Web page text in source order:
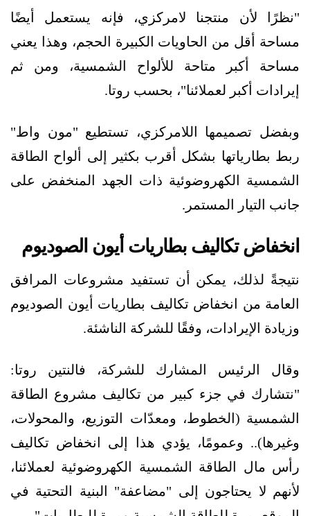
"نظرًا لأن منتجنا لامركزي، فإنه يستعمل أيضًا
مساحة أقل من الحاويات الكبيرة الحجم، وهذا يعني
مساحة أكبر متاحة للألواح الشمسية، ومن ثم
إيرادات أكبر لعملائنا"، بحسب روتا.
وبفضل تصميمها اللامركزي، تستطيع "مون واط"
ربط بطارياتها بشكل أقرب بكثير إلى ألواح الطاقة
الشمسية الكهروضوئية ذات الجهد المنخفض على
جانب التيار المستمر.
انخفاض تكاليف بطاريات أيون الصوديوم
نتيجةً لذلك، يمكن أن تستفيد مشروعات المرافق
العامة من انخفاض تكاليف بطاريات أيون الصوديوم
وزيادة الإيرادات، وفقًا للشركة الناشئة.
وقال الرئيس المشارك للشركة، فالنتين روتا:
"نتشارك في جزء كبير من تكاليف مشروع الطاقة
الشمسية (الخطوط، ومعدّات التوزيع، والمحولات،
وغيرها).. وعمومًا، يؤدي هذا إلى انخفاض تكاليف
رأس مال الطاقة الشمسية الكهروضوئية لعملائنا،
لأنهم لا يحتاجون إلى "مضاعفة" البنية التحتية في